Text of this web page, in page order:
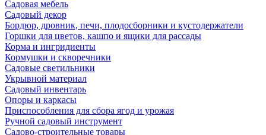
Садовая мебель
Садовый декор
Бордюр, дровник, печи, плодосборники и кустодержатели
Горшки для цветов, кашпо и ящики для рассады
Корма и ингридиенты
Кормушки и скворечники
Садовые светильники
Укрывной материал
Садовый инвентарь
Опоры и каркасы
Приспособления для сбора ягод и урожая
Ручной садовый инструмент
Садово-строительные товары